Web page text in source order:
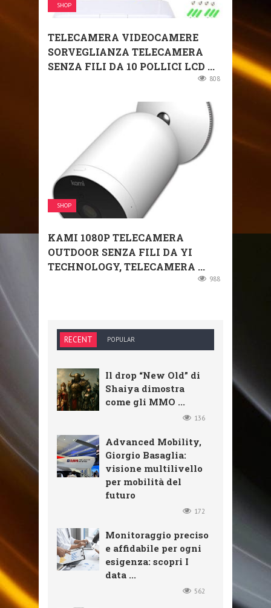
SHOP
TELECAMERA VIDEOCAMERE
SORVEGLIANZA TELECAMERA
SENZA FILI DA 10 POLLICI LCD ...
808
SHOP
KAMI 1080P TELECAMERA
OUTDOOR SENZA FILI DA YI
TECHNOLOGY, TELECAMERA ...
988
RECENT POPULAR
Il drop “New Old” di
Shaiya dimostra
come gli MMO ...
136
Advanced Mobility,
Giorgio Basaglia:
visione multilivello
per mobilità del
futuro
172
Monitoraggio preciso
e affidabile per ogni
esigenza: scopri I
data ...
562